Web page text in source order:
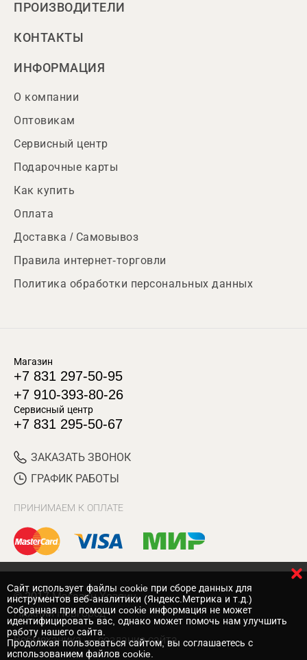
ПРОИЗВОДИТЕЛИ
КОНТАКТЫ
ИНФОРМАЦИЯ
О компании
Оптовикам
Сервисный центр
Подарочные карты
Как купить
Оплата
Доставка / Самовывоз
Правила интернет-торговли
Политика обработки персональных данных
Магазин
+7 831 297-50-95
+7 910-393-80-26
Сервисный центр
+7 831 295-50-67
ЗАКАЗАТЬ ЗВОНОК
ГРАФИК РАБОТЫ
ПРИНИМАЕМ К ОПЛАТЕ
© 2017 Магазин Хозяин
Нижний Новгород
Вебмеханика — создание сайта
Cайт использует файлы cookie при сборе данных для
инструментов веб-аналитики (Яндекс.Метрика и т.д.)
Собранная при помощи cookie информация не может
идентифицировать вас, однако может помочь нам улучшить
работу нашего сайта.
Продолжая пользоваться сайтом, вы соглашаетесь с
использованием файлов cookie.